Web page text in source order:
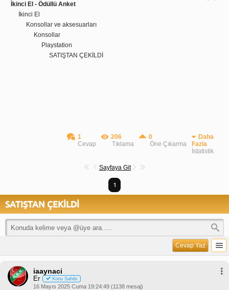
İkinci El - Ödüllü Anket
İkinci El
Konsollar ve aksesuarları
Konsollar
Playstation
SATIŞTAN ÇEKİLDİ
1
Cevap
206
Tıklama
0
Öne Çıkarma
Daha
Fazla
İstatistik
Sayfaya Git
1
SATIŞTAN ÇEKİLDİ
Cevap Yaz
iaaynaci
Er Konu Sahibi
16 Mayıs 2025 Cuma 19:24:49 (1138 mesaj)